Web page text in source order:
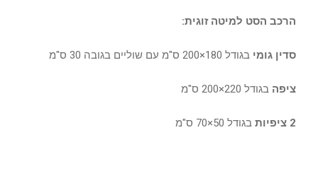
הרכב הסט למיטה זוגית:
סדין גומי בגודל 180×200 ס"מ עם שוליים בגובה 30 ס"מ
ציפה בגודל 220×200 ס"מ
2 ציפיות בגודל 50×70 ס"מ